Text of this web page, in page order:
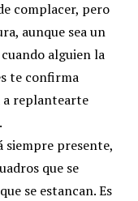
complacer, pero
aunque sea un
alguien la
te confirma
a replantearte
siempre presente,
que se
se estancan. Es